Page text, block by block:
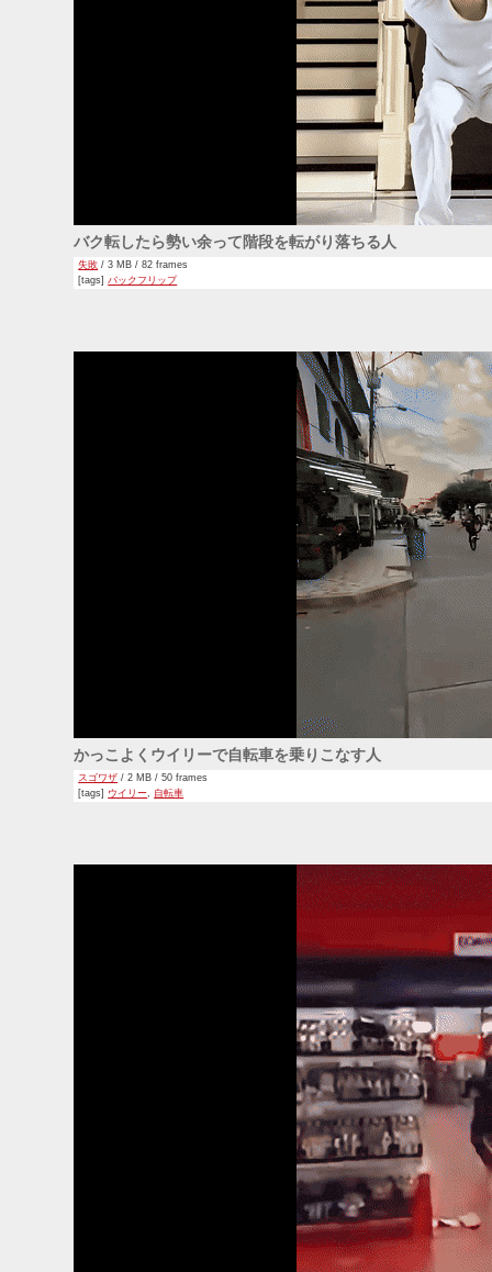
バク転したら勢い余って階段を転がり落ちる人
失敗 / 3 MB / 82 frames
[tags]バックフリップ
かっこよくウイリーで自転車を乗りこなす人
スゴワザ / 2 MB / 50 frames
[tags] ウイリー, 自転車